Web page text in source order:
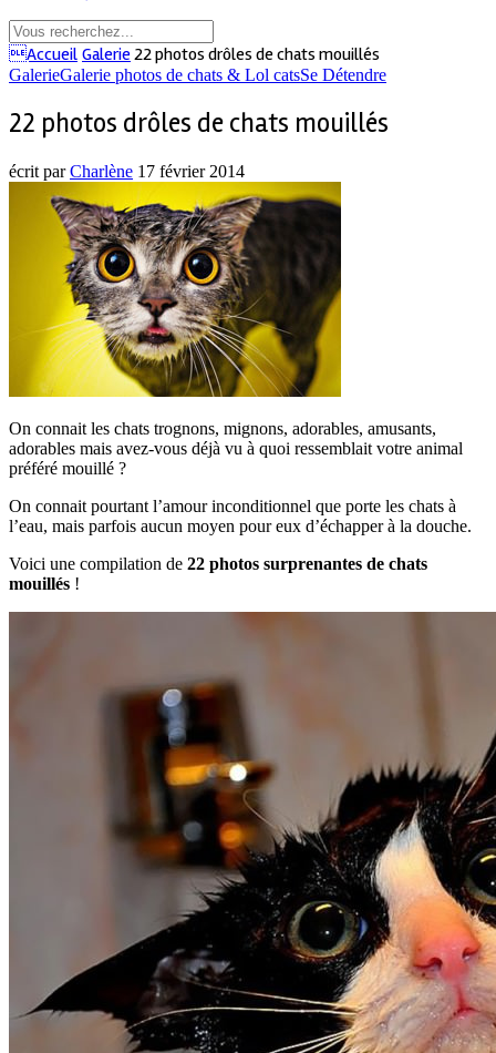
Accueil Galerie 22 photos drôles de chats mouillés
GalerieGalerie photos de chats & Lol catsSe Détendre
22 photos drôles de chats mouillés
écrit parCharlène 17 février 2014
On connait les chats trognons, mignons, adorables, amusants,
adorables mais avez-vous déjà vu à quoi ressemblait votre animal
préféré mouillé ?
On connait pourtant l’amour inconditionnel que porte les chats à
l’eau, mais parfois aucun moyen pour eux d’échapper à la douche.
Voici une compilation de 22 photos surprenantes de chats
mouillés !